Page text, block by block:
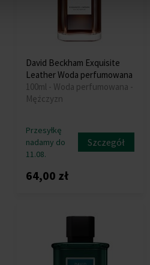
David Beckham Exquisite
Leather Woda perfumowana
100ml - Woda perfumowana -
Mężczyzn
Przesyłkę
nadamy do
11.08.
Szczegół
64,00 zł